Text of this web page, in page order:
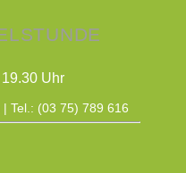
Uhr
Tel.: (03 75) 789 616